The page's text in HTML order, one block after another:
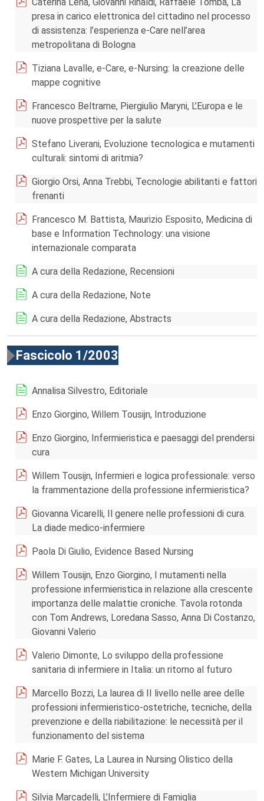
presa in carico elettronica del cittadino nel processo
di assistenza: l’esperienza e-Care nell’area
metropolitana di Bologna
Tiziana Lavalle, e-Care, e-Nursing: la creazione delle
mappe cognitive
Francesco Beltrame, Piergiulio Maryni, L’Europa e le
nuove prospettive per la salute
Stefano Liverani, Evoluzione tecnologica e mutamenti
culturali: sintomi di aritmia?
Giorgio Orsi, Anna Trebbi, Tecnologie abilitanti e fattori
frenanti
Francesco M. Battista, Maurizio Esposito, Medicina di
base e Information Technology: una visione
internazionale comparata
A cura della Redazione, Recensioni
A cura della Redazione, Note
A cura della Redazione, Abstracts
Fascicolo 1/2003
Annalisa Silvestro, Editoriale
Enzo Giorgino, Willem Tousijn, Introduzione
Enzo Giorgino, Infermieristica e paesaggi del prendersi
cura
Willem Tousijn, Infermieri e logica professionale: verso
la frammentazione della professione infermieristica?
Giovanna Vicarelli, Il genere nelle professioni di cura.
La diade medico-infermiere
Paola Di Giulio, Evidence Based Nursing
Willem Tousijn, Enzo Giorgino, I mutamenti nella
professione infermieristica in relazione alla crescente
importanza delle malattie croniche. Tavola rotonda
con Tom Andrews, Loredana Sasso, Anna Di Costanzo,
Giovanni Valerio
Valerio Dimonte, Lo sviluppo della professione
sanitaria di infermiere in Italia: un ritorno al futuro
Marcello Bozzi, La laurea di II livello nelle aree delle
professioni infermieristico-ostetriche, tecniche, della
prevenzione e della riabilitazione: le necessità per il
funzionamento del sistema
Marie F. Gates, La Laurea in Nursing Olistico della
Western Michigan University
Silvia Marcadelli, L’Infermiere di Famiglia